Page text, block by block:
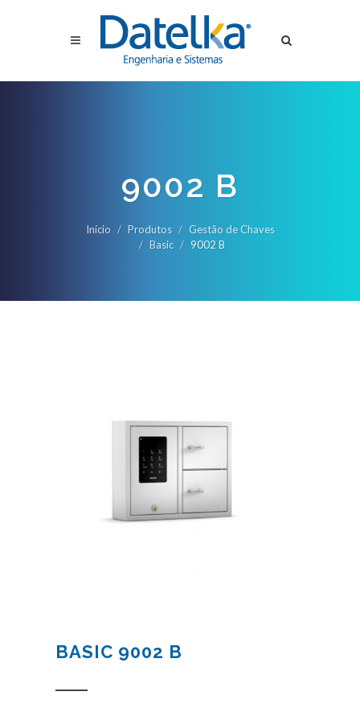
9002 B
Início Produtos
Gestão de Chaves
Basic
9002 B
BASIC 9002 B